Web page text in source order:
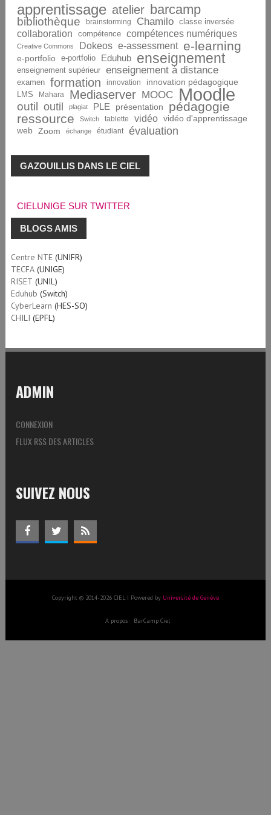
apprentissage atelier barcamp
bibliothèque brainstorming Chamilo classe inversée
collaboration compétence compétences numériques
Creative Commons Dokeos e-assessment e-learning
e-portfolio e-portfolio Eduhub enseignement
enseignement supérieur enseignement à distance
examen formation innovation innovation pédagogique
LMS Mahara Mediaserver MOOC Moodle
outil outil plagiat PLE présentation
pédagogie
ressource
Switch tablette vidéo
vidéo d'apprentissage
web
Zoom échange étudiant évaluation
GAZOUILLIS DANS LE CIEL
CIELUNIGE SUR TWITTER
BLOGS AMIS
Centre NTE(UNIFR)
TECFA(UNIGE)
RISET (UNIL)
Eduhub (Switch)
CyberLearn (HES-SO)
CHILI (EPFL)
ADMIN
CONNEXION
FLUX RSS DES ARTICLES
SUIVEZ NOUS
Copyright © 2014-2026 CIEL | Powered by Université de Genève
A propos BarCamp Ciel